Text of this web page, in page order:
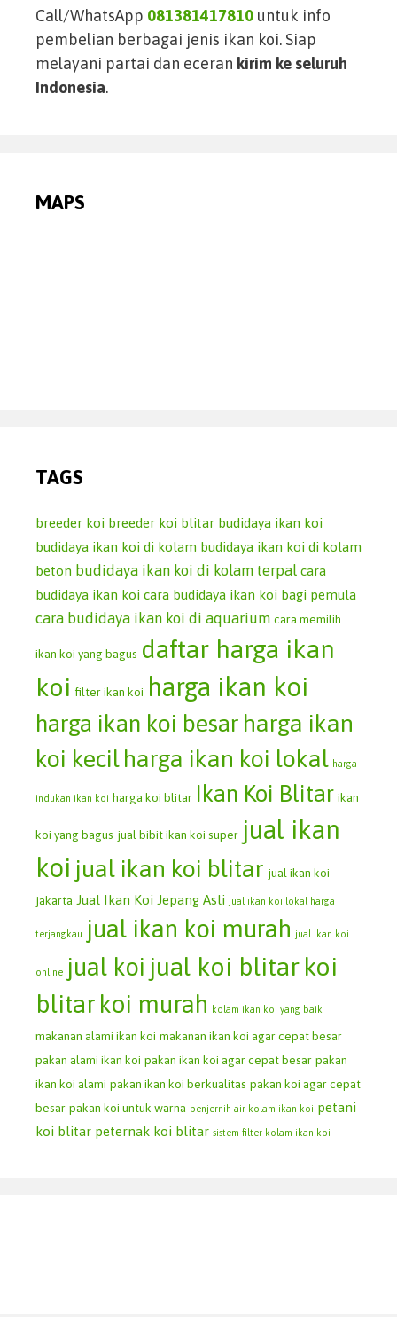
Call/WhatsApp 081381417810 untuk info
pembelian berbagai jenis ikan koi. Siap
melayani partai dan eceran kirim ke seluruh
Indonesia.
MAPS
TAGS
breeder koi breeder koi blitar budidaya ikan koi
budidaya ikan koi di kolam budidaya ikan koi di kolam
beton budidaya ikan koi di kolam terpal cara
budidaya ikan koi cara budidaya ikan koi bagi pemula
cara budidaya ikan koi di aquarium cara memilih
ikan koi yang bagus daftar harga ikan
koi filter ikan koi harga ikan koi
harga ikan koi besar harga ikan
koi kecilharga ikan koi lokal harga
indukan ikan koi harga koi blitar Ikan Koi Blitar ikan
koi yang bagus jual bibit ikan koi super jual ikan
koi jual ikan koi blitar jual ikan koi
jakarta Jual Ikan Koi Jepang Asli jual ikan koi lokal harga
terjangkau jual ikan koi murah jual ikan koi
online jual koi jual koi blitar koi
blitar koi murah kolam ikan koi yang baik
makanan alami ikan koi makanan ikan koi agar cepat besar
pakan alami ikan koi pakan ikan koi agar cepat besar pakan
ikan koi alami pakan ikan koi berkualitas pakan koi agar cepat
besar pakan koi untuk warna penjernih air kolam ikan koi petani
koi blitar peternak koi blitar sistem filter kolam ikan koi